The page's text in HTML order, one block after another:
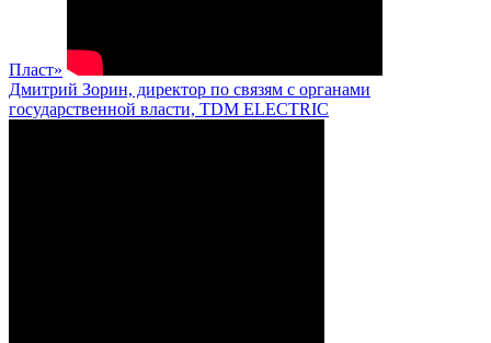
Пласт»
Дмитрий Зорин, директор по связям с органами
государственной власти, TDM ELECTRIC